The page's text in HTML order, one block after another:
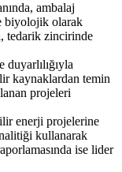
ambalaj
biyolojik olarak
tedarik zincirinde
kaynaklardan temin
projeleri
enerji projelerine
kullanarak
ise lider